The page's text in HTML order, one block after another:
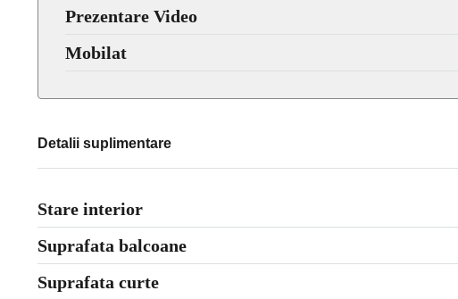
Prezentare Video
Mobilat
Detalii suplimentare
Stare interior
Suprafata balcoane
Suprafata curte